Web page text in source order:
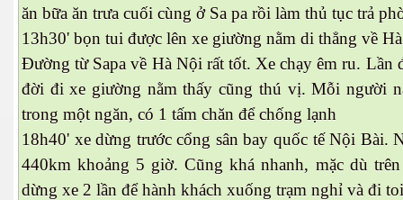
ăn bữa ăn trưa cuối cùng ở Sa pa rồi làm thủ tục trả
13h30' bọn tui được lên xe giường nằm di thẳng về
Đường từ Sapa về Hà Nội rất tốt. Xe chạy êm ru. Lần
đời đi xe giường nằm thấy cũng thú vị. Mỗi người
trong một ngăn, có 1 tấm chăn để chống lạnh
18h40' xe dừng trước cổng sân bay quốc tế Nội Bài.
440km khoảng 5 giờ. Cũng khá nhanh, mặc dù
dừng xe 2 lần để hành khách xuống trạm nghỉ và đi
Hạng